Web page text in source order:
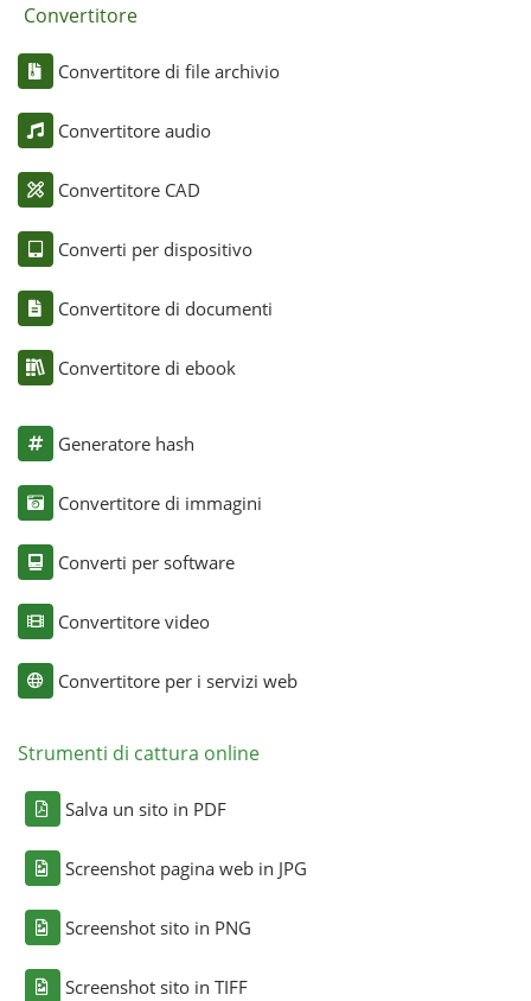
Convertitore
Convertitore di file archivio
Convertitore audio
Convertitore CAD
Converti per dispositivo
Convertitore di documenti
Convertitore di ebook
Generatore hash
Convertitore di immagini
Converti per software
Convertitore video
Convertitore per i servizi web
Strumenti di cattura online
Salva un sito in PDF
Screenshot pagina web in JPG
Screenshot sito in PNG
Screenshot sito in TIFF